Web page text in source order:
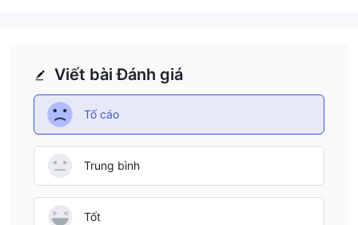
Viết bài Đánh giá
Tố cáo
Trung bình
Tốt